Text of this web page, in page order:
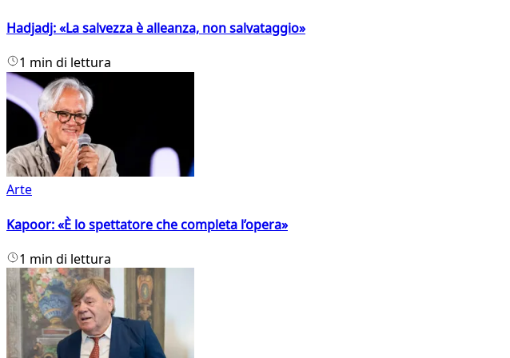
Hadjadj: «La salvezza è alleanza, non salvataggio»
1 min di lettura
Arte
Kapoor: «È lo spettatore che completa l’opera»
1 min di lettura